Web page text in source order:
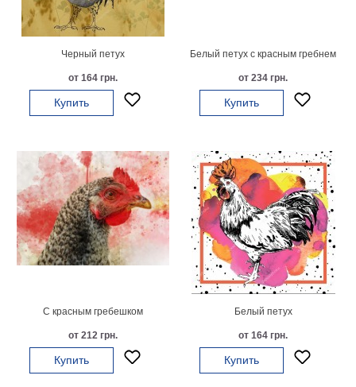
для
холсте
размеров
Наши
работы
Черный петух
от 164 грн.
Купить
Белый петух с красным гребнем
от 234 грн.
Купить
С красным гребешком
от 212 грн.
Купить
Белый петух
от 164 грн.
Купить